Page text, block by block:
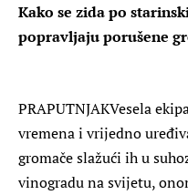
Kako se zida po
popravljaju porušene
PRAPUTNJAKVesela
vremena i vrijedno
gromače slažući ih u
vinogradu na svijetu,